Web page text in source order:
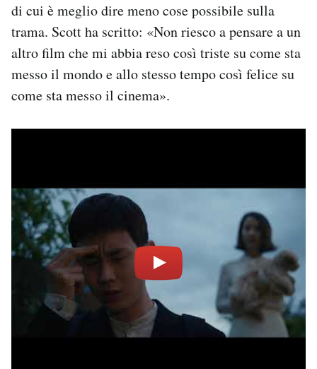
di cui è meglio dire meno cose possibile sulla
trama. Scott ha scritto: «Non riesco a pensare a un
altro film che mi abbia reso così triste su come sta
messo il mondo e allo stesso tempo così felice su
come sta messo il cinema».